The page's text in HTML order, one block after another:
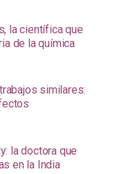
la científica que
de la química
similares:
la doctora que
en la India